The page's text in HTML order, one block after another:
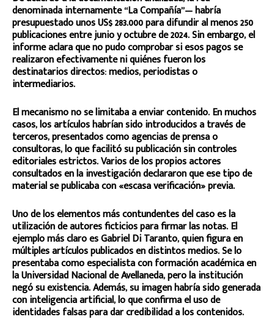
denominada internamente “La Compañía”— habría
presupuestado unos US$ 283.000 para difundir al menos 250
publicaciones entre junio y octubre de 2024. Sin embargo, el
informe aclara que no pudo comprobar si esos pagos se
realizaron efectivamente ni quiénes fueron los
destinatarios directos: medios, periodistas o
intermediarios.
El mecanismo no se limitaba a enviar contenido. En muchos
casos, los artículos habrían sido introducidos a través de
terceros, presentados como agencias de prensa o
consultoras, lo que facilitó su publicación sin controles
editoriales estrictos. Varios de los propios actores
consultados en la investigación declararon que ese tipo de
material se publicaba con «escasa verificación» previa.
Uno de los elementos más contundentes del caso es la
utilización de autores ficticios para firmar las notas. El
ejemplo más claro es Gabriel Di Taranto, quien figura en
múltiples artículos publicados en distintos medios. Se lo
presentaba como especialista con formación académica en
la Universidad Nacional de Avellaneda, pero la institución
negó su existencia. Además, su imagen habría sido generada
con inteligencia artificial, lo que confirma el uso de
identidades falsas para dar credibilidad a los contenidos.